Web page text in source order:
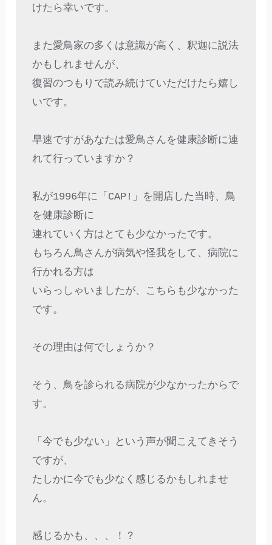
けたら幸いです。
また愛鳥家の多くは意識が高く、釈迦に説法
かもしれませんが、
復習のつもりで読み続けていただけたら嬉し
いです。
早速ですがあなたは愛鳥さんを健康診断に連
れて行っていますか？
私が1996年に「CAP!」を開店した当時、鳥
を健康診断に
連れていく方はとても少なかったです。
もちろん鳥さんが病気や怪我をして、病院に
行かれる方は
いらっしゃいましたが、こちらも少なかった
です。
その理由は何でしょうか？
そう、鳥を診られる病院が少なかったからで
す。
「今でも少ない」という声が聞こえてきそう
ですが、
たしかに今でも少なく感じるかもしれませ
ん。
感じるかも、、、！？